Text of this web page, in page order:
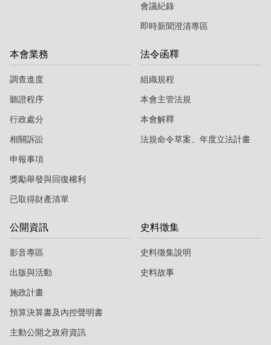
會議紀錄
即時新聞澄清專區
本會業務
調查進度
聽證程序
行政處分
相關訴訟
申報事項
獎勵舉發與回復權利
已取得財產清單
法令函釋
組織規程
本會主管法規
本會解釋
法規命令草案、年度立法計畫
公開資訊
影音專區
出版與活動
施政計畫
預算決算書及內控聲明書
主動公開之政府資訊
史料徵集
史料徵集說明
史料故事